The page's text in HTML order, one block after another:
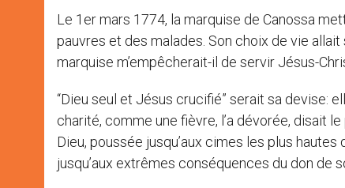
Le 1er mars 1774, la marquise de Canossa
pauvres et des malades. Son choix de vie allait
marquise m’empêcherait-il de servir Jésus-
“Dieu seul et Jésus crucifié” serait sa devise:
charité, comme une fièvre, l’a dévorée, disait
Dieu, poussée jusqu’aux cimes les plus
jusqu’aux extrêmes conséquences du don de